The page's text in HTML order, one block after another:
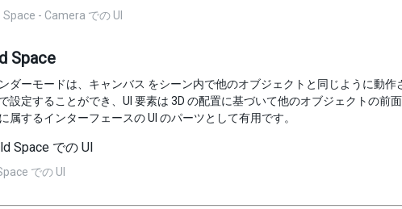
- Camera での UI
Space
ダーモードは、キャンバス をシーン内で他のオブジェクトと同じように動
設定することができ、UI 要素は 3D の配置に基づいて他のオブジェクトの前
属するインターフェースの UI のパーツとして有用です。
での UI